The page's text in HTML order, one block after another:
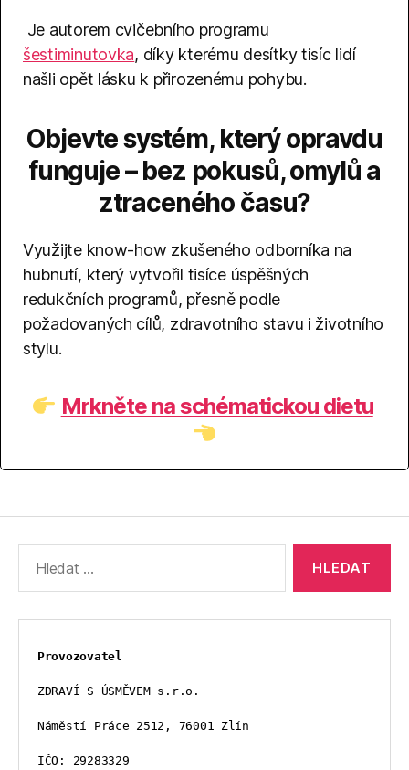
Je autorem cvičebního programu
šestiminutovka, díky kterému desítky tisíc lidí
našli opět lásku k přirozenému pohybu.
Objevte systém, který opravdu
funguje – bez pokusů, omylů a
ztraceného času?
Využijte know-how zkušeného odborníka na
hubnutí, který vytvořil tisíce úspěšných
redukčních programů, přesně podle
požadovaných cílů, zdravotního stavu i životního
stylu.
Mrkněte na schématickou dietu
vyhledávání:
Provozovatel
ZDRAVÍ S ÚSMĚVEM s.r.o.
Náměstí Práce 2512, 76001 Zlín
IČO: 29283329